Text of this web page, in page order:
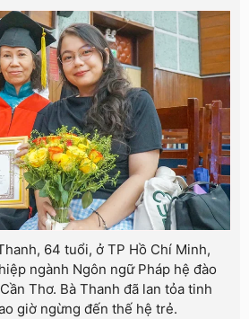
64 tuổi, ở TP Hồ Chí Minh,
ngành Ngôn ngữ Pháp hệ đào
Thơ. Bà Thanh đã lan tỏa tinh
giờ ngừng đến thế hệ trẻ.